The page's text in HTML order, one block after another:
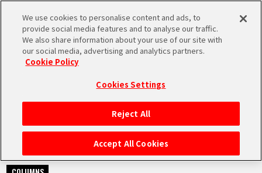
MEN
HOME
NEWS
NEWS
2023.06.26
We use cookies to personalise content and ads, to
provide social media features and to analyse our traffic.
We also share information about your use of our site with
our social media, advertising and analytics partners.
Cookie Policy
Cookies Settings
Reject All
Accept All Cookies